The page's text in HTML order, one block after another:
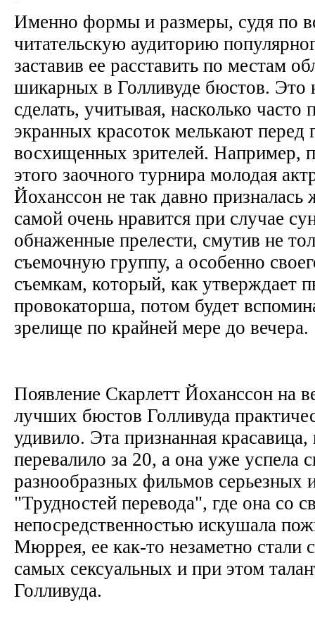
Именно формы и размеры, судя по
читательскую аудиторию
заставив ее расставить по местам
шикарных в Голливуде бюстов. Это
сделать, учитывая, насколько часто
экранных красоток мелькают перед
восхищенных зрителей. Например,
этого заочного турнира молодая
Йоханссон не так давно призналась
самой очень нравится при случае
обнаженные прелести, смутив не
съемочную группу, а особенно
съемкам, который, как утверждает
провокаторша, потом будет
зрелище по крайней мере до вечера.
Появление Скарлетт Йоханссон на
лучших бюстов Голливуда
удивило. Эта признанная красавица,
перевалило за 20, а она уже успела
разнообразных фильмов серьезных
"Трудностей перевода", где она со
непосредственностью искушала
Мюррея, ее как-то незаметно стали
самых сексуальных и при этом
Голливуда.